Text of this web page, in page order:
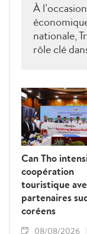
À
nationale,
rôle clé
Can Tho
coopération
touristique
partenaires
coréens
08/08/2026